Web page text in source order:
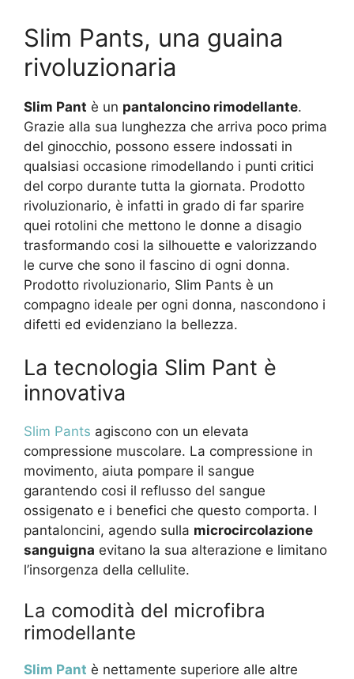
Slim Pants, una guaina
rivoluzionaria
Slim Pant è un pantaloncino rimodellante.
Grazie alla sua lunghezza che arriva poco prima
del ginocchio, possono essere indossati in
qualsiasi occasione rimodellando i punti critici
del corpo durante tutta la giornata. Prodotto
rivoluzionario, è infatti in grado di far sparire
quei rotolini che mettono le donne a disagio
trasformando cosi la silhouette e valorizzando
le curve che sono il fascino di ogni donna.
Prodotto rivoluzionario, Slim Pants è un
compagno ideale per ogni donna, nascondono i
difetti ed evidenziano la bellezza.
La tecnologia Slim Pant è
innovativa
Slim Pants agiscono con un elevata
compressione muscolare. La compressione in
movimento, aiuta pompare il sangue
garantendo cosi il reflusso del sangue
ossigenato e i benefici che questo comporta. I
pantaloncini, agendo sulla microcircolazione
sanguigna evitano la sua alterazione e limitano
l’insorgenza della cellulite.
La comodità del microfibra
rimodellante
Slim Pant è nettamente superiore alle altre